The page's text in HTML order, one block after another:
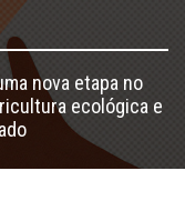
nova etapa no
ecológica e